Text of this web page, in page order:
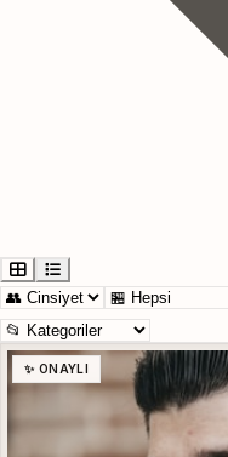
✨ ONAYLI